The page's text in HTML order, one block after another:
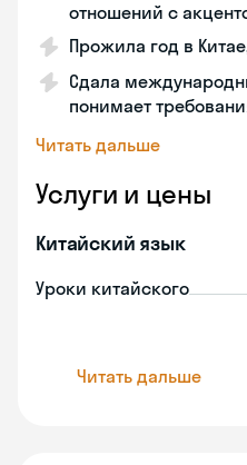
отношений с
Прожила год в
Сдала
понимает
Читать дальше
Услуги и цены
Китайский язык
Уроки китайского
Читать дальше